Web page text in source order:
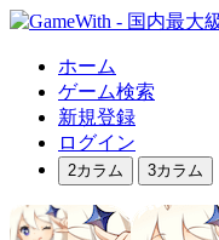
ホーム
ゲーム検索
新規登録
ログイン
2カラム 3カラム